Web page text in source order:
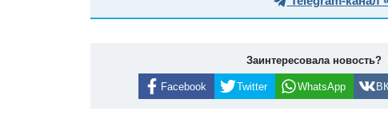
Заинтересовала
Facebook Twitter WhatsApp